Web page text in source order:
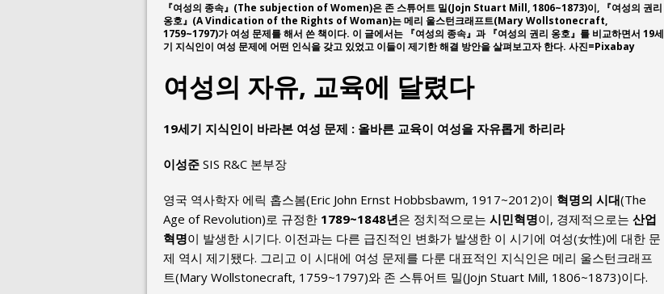
『여성의 종속』(The subjection of Women)은 존 스튜어트 밀(Jojn Stuart Mill, 1806~1873)이, 『여성의 권리
옹호』(A Vindication of the Rights of Woman)는 메리 울스턴크래프트(Mary Wollstonecraft,
1759~1797)가 여성 문제를 해서 쓴 책이다. 이 글에서는 『여성의 종속』과 『여성의 권리 옹호』를 비교하면서 19세
기 지식인이 여성 문제에 어떤 인식을 갖고 있었고 이들이 제기한 해결 방안을 살펴보고자 한다. 사진=Pixabay
여성의 자유, 교육에 달렸다
19세기 지식인이 바라본 여성 문제 : 올바른 교육이 여성을 자유롭게 하리라
이성준 SIS R&C 본부장
영국 역사학자 에릭 홉스봄(Eric John Ernst Hobbsbawm, 1917~2012)이 혁명의 시대(The
Age of Revolution)로 규정한 1789~1848년은 정치적으로는 시민혁명이, 경제적으로는 산업
혁명이 발생한 시기다. 이전과는 다른 급진적인 변화가 발생한 이 시기에 여성(女性)에 대한 문
제 역시 제기됐다. 그리고 이 시대에 여성 문제를 다룬 대표적인 지식인은 메리 울스턴크래프
트(Mary Wollstonecraft, 1759~1797)와 존 스튜어트 밀(Jojn Stuart Mill, 1806~1873)이다.